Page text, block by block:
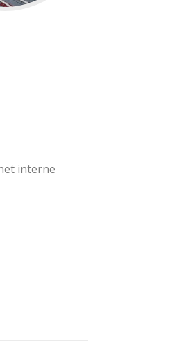
interne